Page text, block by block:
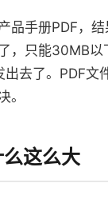
品手册PDF，
，只能30MB以
去了。PDF文
。
这么大